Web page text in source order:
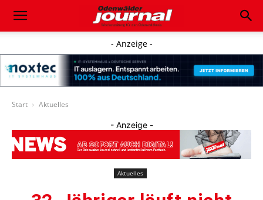
- Anzeige -
Start Aktuelles
- Anzeige -
Aktuelles